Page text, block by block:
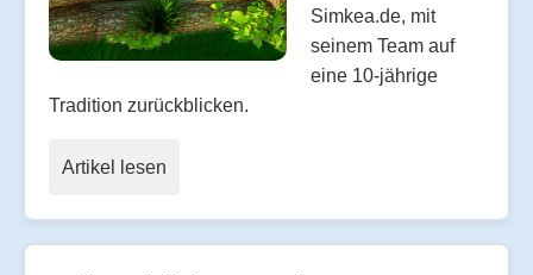
Simkea.de, mit
seinem Team auf
eine 10-jährige
Tradition zurückblicken.
Artikel lesen